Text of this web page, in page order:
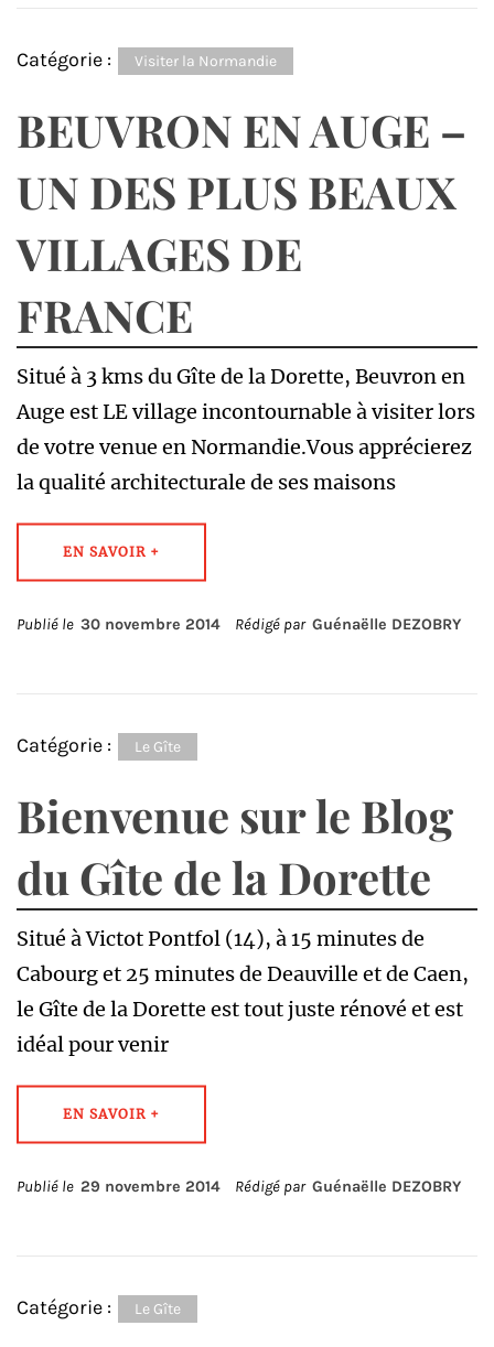
Catégorie : Visiter la Normandie
BEUVRON EN AUGE –
UN DES PLUS BEAUX
VILLAGES DE
FRANCE
Situé à 3 kms du Gîte de la Dorette, Beuvron en
Auge est LE village incontournable à visiter lors
de votre venue en Normandie.Vous apprécierez
la qualité architecturale de ses maisons
EN SAVOIR +
Publié le 30 novembre 2014 Rédigé par Guénaëlle DEZOBRY
Catégorie : Le Gîte
Bienvenue sur le Blog
du Gîte de la Dorette
Situé à Victot Pontfol (14), à 15 minutes de
Cabourg et 25 minutes de Deauville et de Caen,
le Gîte de la Dorette est tout juste rénové et est
idéal pour venir
EN SAVOIR +
Publié le 29 novembre 2014 Rédigé par Guénaëlle DEZOBRY
Catégorie : Le Gîte